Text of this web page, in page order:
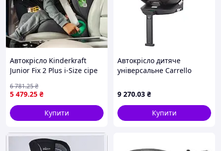
Автокрісло Kinderkraft
Junior Fix 2 Plus i-Size сіре
(953785)
5 479.25 ₴
6 781.25₴
Купити
Автокрісло дитяче
універсальне Carrello
Black I-Size 40-150 см
ISOFIX з поворотом та
опорною стійкою
9 270.03 ₴
Купити